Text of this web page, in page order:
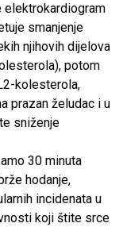
elektrokardiogram
smanjenje
njihovih dijelova
potom
kolesterola,
prazan želudac i u
sniženje
30 minuta
hodanje,
incidenata u
koji štite srce